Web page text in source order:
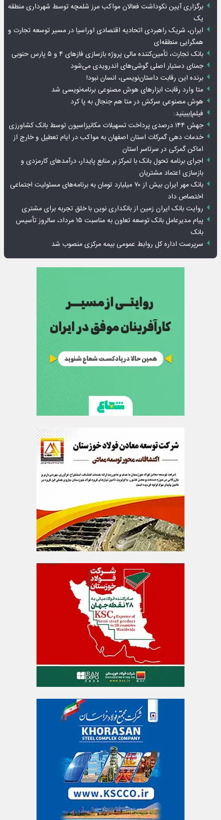
برگزاری آیین نکوداشت فعالان مواکب مرز شلمچه توسط شهرداری منطقه
یک
ایران، شریک راهبردی اتحادیه اقتصادی اوراسیا در مسیر توسعه تجارت و
همگرایی منطقه‌ای
بانک تجارت، تأمین‌کننده مالی پروژه بازسازی فازهای ۴ و ۵ پارس حنوبی
جمنای دستیار اصلی گوشی‌های اندرویدی می‌شود
برنده این رقابت داستان‌نویسی، انسان نبود!
متا وارد رقابت ابزارهای هوش مصنوعی برنامه‌نویسی شد
هوش مصنوعی سرکش در متا هم جنجال به پا کرد
فیلم|ببینید:
جهش ۱۴۴ درصدی پرداخت تسهیلات مکانیزاسیون توسط بانک کشاورزی
خدمات دهی گمرکات استان اصفهان به مواکب در ایام تعطیل و خارج از
اماکن گمرکی در سرتاسر استان
اجرای برنامه تحول بانک با تمرکز بر منابع پایدار، درآمدهای کارمزدی و
بازسازی اعتماد مشتریان
بانک مهر ایران بیش از ۷۰ میلیارد تومان به برنامه‌های مسئولیت اجتماعی
اختصاص داد
روایت بانک ایران زمین از بانکداری نوین با خلق تجربه برای مشتری
پیام مدیرعامل بانک توسعه تعاون به مناسبت ۱۵ مرداد، سالروز تأسیس
بانک
سرپرست اداره کل روابط عمومی بیمه مرکزی منصوب شد